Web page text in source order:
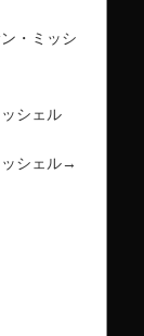
・ミッシ
シェル
シェル→